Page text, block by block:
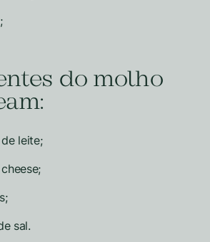
do molho
leite;
sal.